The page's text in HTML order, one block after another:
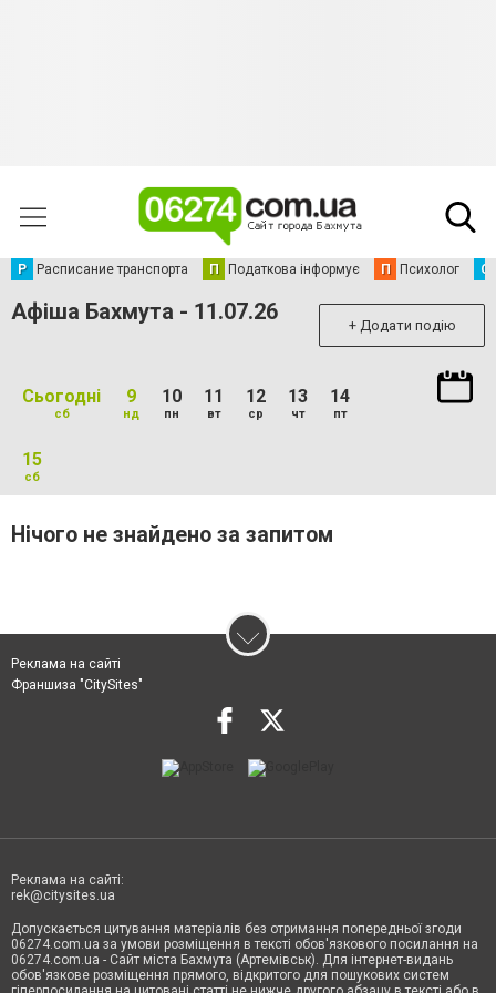
Р Расписание транспорта П Податкова інформує П Психолог С
Афіша Бахмута - 11.07.26 + Додати подію
Сьогодні
сб
9
нд
10
пн
11
вт
12
ср
13
чт
14
пт
15
сб
Нічого не знайдено за запитом
Реклама на сайті
Франшиза "CitySites"
Реклама на сайті:
rek@citysites.ua
Допускається цитування матеріалів без отримання попередньої згоди
06274.com.ua за умови розміщення в тексті обов'язкового посилання на
06274.com.ua - Сайт міста Бахмута (Артемівськ). Для інтернет-видань
обов'язкове розміщення прямого, відкритого для пошукових систем